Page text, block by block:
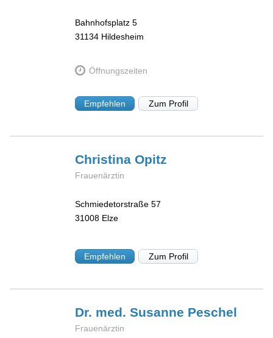
Bahnhofsplatz 5
31134 Hildesheim
Öffnungszeiten
Empfehlen Zum Profil
Christina Opitz
Frauenärztin
Schmiedetorstraße 57
31008 Elze
Empfehlen Zum Profil
Dr. med. Susanne Peschel
Frauenärztin